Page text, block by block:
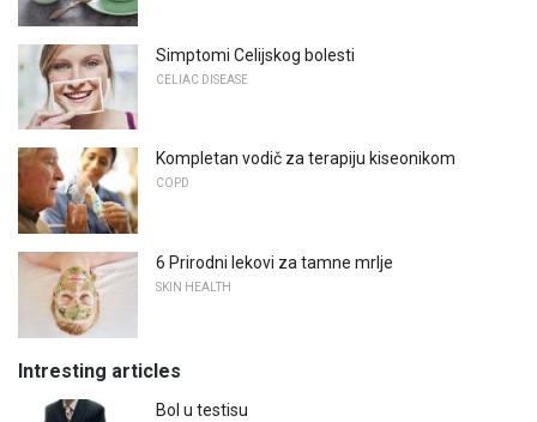
Simptomi Celijskog bolesti
CELIAC DISEASE
Kompletan vodič za terapiju kiseonikom
COPD
6 Prirodni lekovi za tamne mrlje
SKIN HEALTH
Intresting articles
Bol u testisu